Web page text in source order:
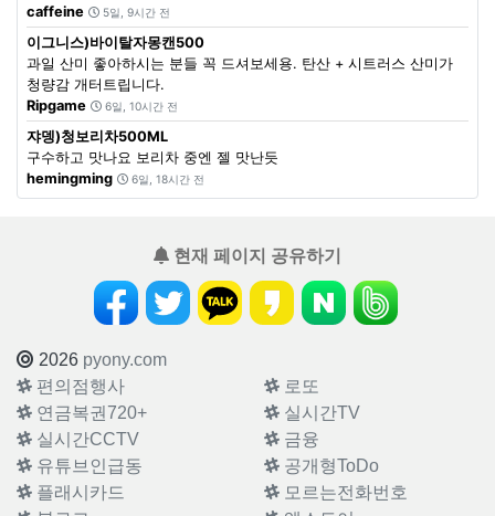
caffeine
5일, 9시간 전
이그니스)바이탈자몽캔500
과일 산미 좋아하시는 분들 꼭 드셔보세용. 탄산 + 시트러스 산미가
청량감 개터트립니다.
Ripgame
6일, 10시간 전
쟈뎅)청보리차500ML
구수하고 맛나요 보리차 중엔 젤 맛난듯
hemingming
6일, 18시간 전
현재 페이지 공유하기
2026 pyony.com
편의점행사
로또
연금복권720+
실시간TV
실시간CCTV
금융
유튜브인급동
공개형ToDo
플래시카드
모르는전화번호